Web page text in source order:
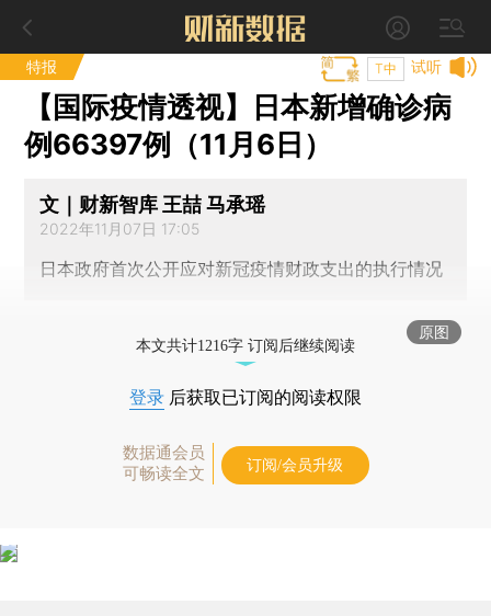
特报 试听
T中
【国际疫情透视】日本新增确诊病
例66397例（11月6日）
文｜财新智库 王喆 马承瑶
2022年11月07日 17:05
日本政府首次公开应对新冠疫情财政支出的执行情况
原图
本文共计1216字 订阅后继续阅读
登录 后获取已订阅的阅读权限
数据通会员
可畅读全文
订阅/会员升级